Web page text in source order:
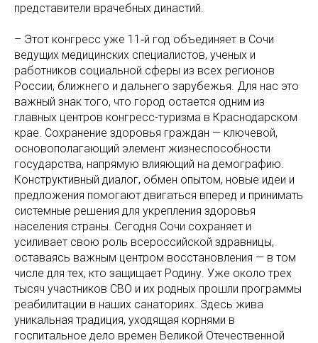
представители врачебных династий.
– Этот конгресс уже 11‑й год объединяет в Сочи
ведущих медицинских специалистов, ученых и
работников социальной сферы из всех регионов
России, ближнего и дальнего зарубежья. Для нас это
важный знак того, что город остается одним из
главных центров конгресс-туризма в Краснодарском
крае. Сохранение здоровья граждан — ключевой,
основополагающий элемент жизнеспособности
государства, напрямую влияющий на демографию.
Конструктивный диалог, обмен опытом, новые идеи и
предложения помогают двигаться вперед и принимать
системные решения для укрепления здоровья
населения страны. Сегодня Сочи сохраняет и
усиливает свою роль всероссийской здравницы,
оставаясь важным центром восстановления — в том
числе для тех, кто защищает Родину. Уже около трех
тысяч участников СВО и их родных прошли программы
реабилитации в наших санаториях. Здесь жива
уникальная традиция, уходящая корнями в
госпитальное дело времен Великой Отечественной